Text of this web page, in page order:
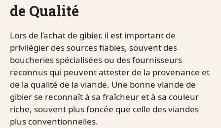
de Qualité
Lors de l’achat de gibier, il est important de
privilégier des sources fiables, souvent des
boucheries spécialisées ou des fournisseurs
reconnus qui peuvent attester de la provenance et
de la qualité de la viande. Une bonne viande de
gibier se reconnaît à sa fraîcheur et à sa couleur
riche, souvent plus foncée que celle des viandes
plus conventionnelles.